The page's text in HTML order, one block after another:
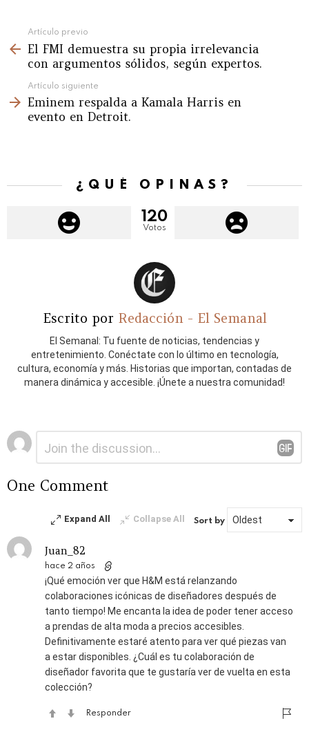
more
Artículo previo
El FMI demuestra su propia irrelevancia
con argumentos sólidos, según expertos.
Artículo siguiente
Eminem respalda a Kamala Harris en
evento en Detroit.
¿QUÉ OPINAS?
120
Votos
Escrito por Redacción - El Semanal
El Semanal: Tu fuente de noticias, tendencias y
entretenimiento. Conéctate con lo último en tecnología,
cultura, economía y más. Historias que importan, contadas de
manera dinámica y accesible. ¡Únete a nuestra comunidad!
Deja
una
One Comment
Expand All Collapse All Sort by
Juan_82
hace 2 años
¡Qué emoción ver que H&M está relanzando
colaboraciones icónicas de diseñadores después de
tanto tiempo! Me encanta la idea de poder tener acceso
a prendas de alta moda a precios accesibles.
Definitivamente estaré atento para ver qué piezas van
a estar disponibles. ¿Cuál es tu colaboración de
diseñador favorita que te gustaría ver de vuelta en esta
colección?
Responder